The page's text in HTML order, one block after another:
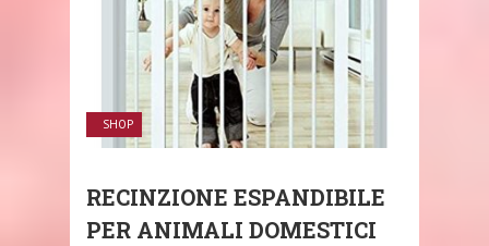
SHOP
RECINZIONE ESPANDIBILE
PER ANIMALI DOMESTICI